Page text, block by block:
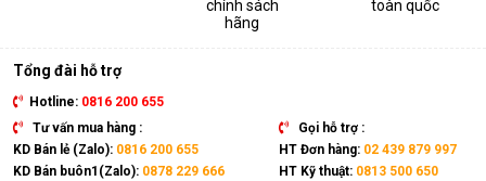
thiết bị. Sản phẩm có kích thước gọn nhẹ, kết hợp cùng bánh
xe và tay cầm nên có thể dễ dàng di chuyển tới mọi vị trí trong
chính sách
hãng
toàn quốc
Tổng đài hỗ trợ
Hotline: 0816 200 655
Tư vấn mua hàng :
KD Bán lẻ (Zalo): 0816 200 655
KD Bán buôn1(Zalo): 0878 229 666
Gọi hỗ trợ :
HT Đơn hàng: 02 439 879 997
HT Kỹ thuật: 0813 500 650